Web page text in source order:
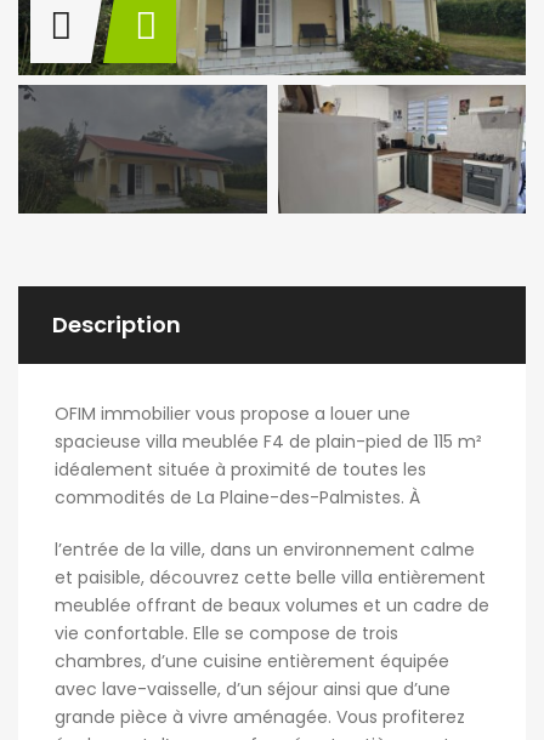
Description
OFIM immobilier vous propose a louer une
spacieuse villa meublée F4 de plain-pied de 115 m²
idéalement située à proximité de toutes les
commodités de La Plaine-des-Palmistes. À
l’entrée de la ville, dans un environnement calme
et paisible, découvrez cette belle villa entièrement
meublée offrant de beaux volumes et un cadre de
vie confortable. Elle se compose de trois
chambres, d’une cuisine entièrement équipée
avec lave-vaisselle, d’un séjour ainsi que d’une
grande pièce à vivre aménagée. Vous profiterez